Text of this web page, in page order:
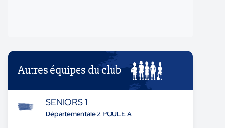
Autres équipes du club
SENIORS 1
Départementale 2 POULE A